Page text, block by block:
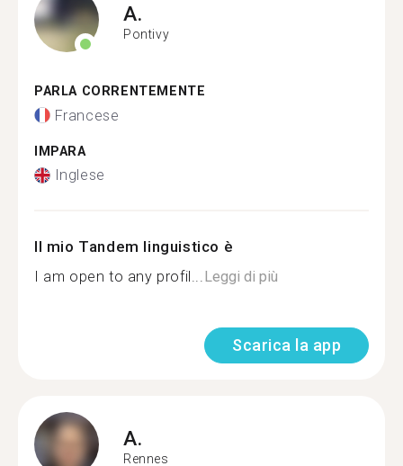
A.
Pontivy
PARLA CORRENTEMENTE
Francese
IMPARA
Inglese
Il mio Tandem linguistico è
I am open to any profil...Leggi di più
Scarica la app
A.
Rennes